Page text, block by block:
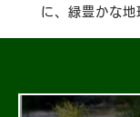
に、緑豊かな地